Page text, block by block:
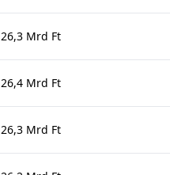
26,3 Mrd Ft
26,4 Mrd Ft
26,3 Mrd Ft